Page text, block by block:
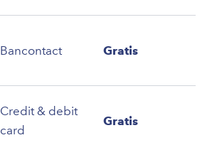
Bancontact Gratis
Credit & debit
card
Gratis